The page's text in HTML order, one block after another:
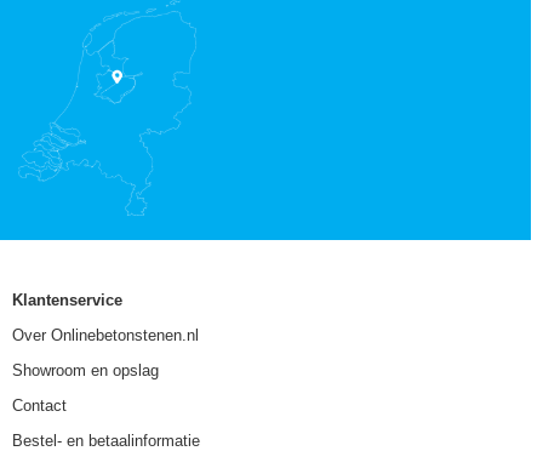
Klantenservice
Over Onlinebetonstenen.nl
Showroom en opslag
Contact
Bestel- en betaalinformatie